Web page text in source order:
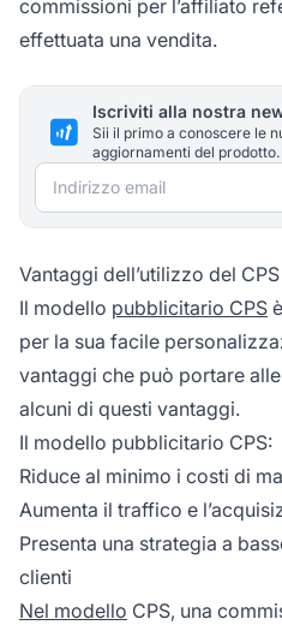
commissioni per l’affiliato
effettuata una vendita.
Iscriviti alla nostra
Sii il primo a conoscere le
aggiornamenti del prodotto.
Indirizzo email
Vantaggi dell’utilizzo del CPS
Il modello pubblicitario CPS
per la sua facile
vantaggi che può portare
alcuni di questi vantaggi.
Il modello pubblicitario CPS:
Riduce al minimo i costi di
Aumenta il traffico e
Presenta una strategia a
clienti
Nel modello CPS, una